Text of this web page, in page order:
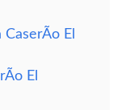
El
El